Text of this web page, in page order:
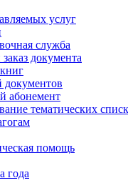
услуг
служба
документа
документов
абонемент
тематических
помощь
года